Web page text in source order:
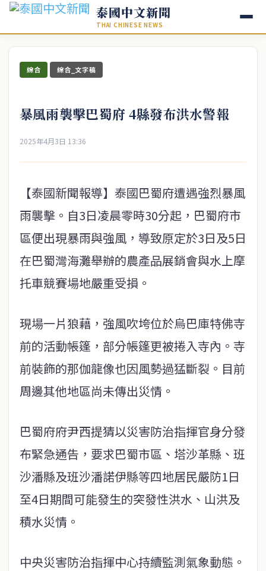
泰國中文新聞
THAI CHINESE NEWS
綜合 綜合_文字稿
暴風雨襲擊巴蜀府 4縣發布洪水警報
2025年4月3日 13:36
【泰國新聞報導】泰國巴蜀府遭遇強烈暴風
雨襲擊。自3日凌晨零時30分起，巴蜀府市
區便出現暴雨與強風，導致原定於3日及5日
在巴蜀灣海灘舉辦的農產品展銷會與水上摩
托車競賽場地嚴重受損。
現場一片狼藉，強風吹垮位於烏巴庫特佛寺
前的活動帳篷，部分帳篷更被捲入寺內。寺
前裝飾的那伽龍像也因風勢過猛斷裂。目前
周邊其他地區尚未傳出災情。
巴蜀府府尹西提猜以災害防治指揮官身分發
布緊急通告，要求巴蜀市區、塔沙革縣、班
沙潘縣及班沙潘諾伊縣等四地居民嚴防1日
至4日期間可能發生的突發性洪水、山洪及
積水災情。
中央災害防治指揮中心持續監測氣象動態。